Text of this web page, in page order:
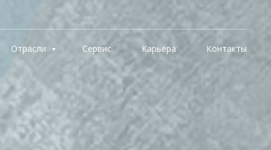
Отрасли Сервис Карьера Контакты